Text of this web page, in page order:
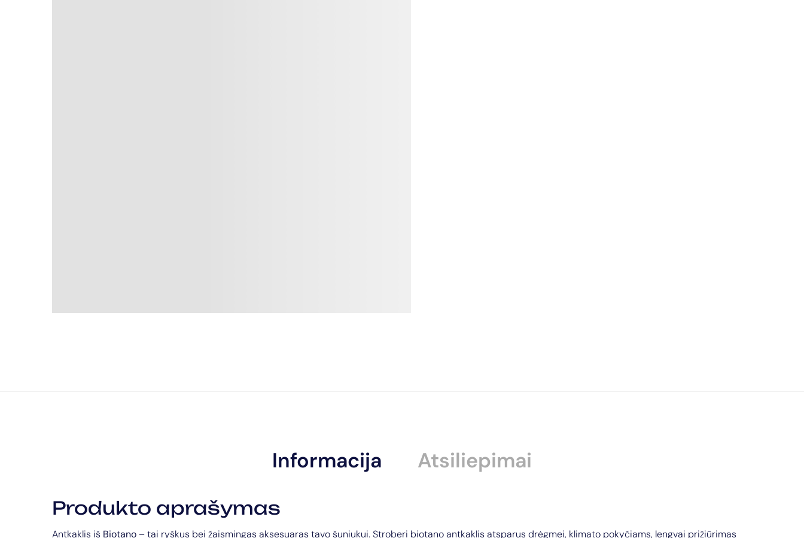
Informacija Atsiliepimai
Produkto aprašymas
Antkaklis iš Biotano– tai ryškus bei žaismingas aksesuaras tavo šuniukui. Stroberi biotano antkaklis atsparus drėgmei, klimato pokyčiams, lengvai prižiūrimas